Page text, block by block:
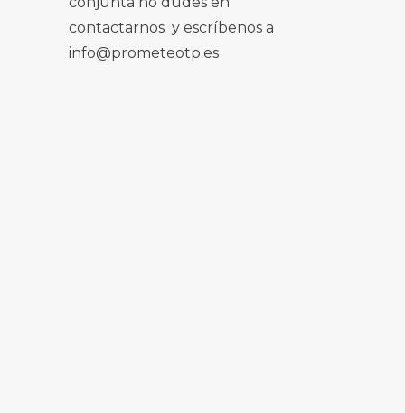
contactarnos y escríbenos a
info@prometeotp.es